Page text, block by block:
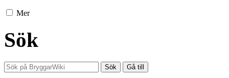
Mer
Sök